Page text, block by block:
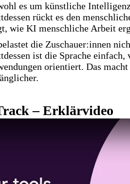
es um künstliche
rückt es den
wie KI menschliche Arbeit
die Zuschauer:innen
ist die Sprache
orientiert. Das
– Erklärvideo